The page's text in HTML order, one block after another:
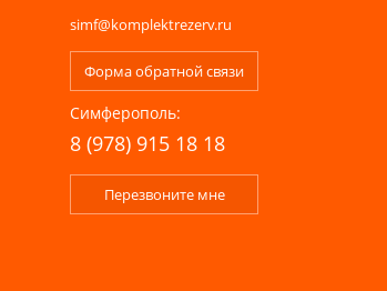
simf@komplektrezerv.ru
Форма обратной связи
Симферополь:
8 (978) 915 18 18
Перезвоните мне